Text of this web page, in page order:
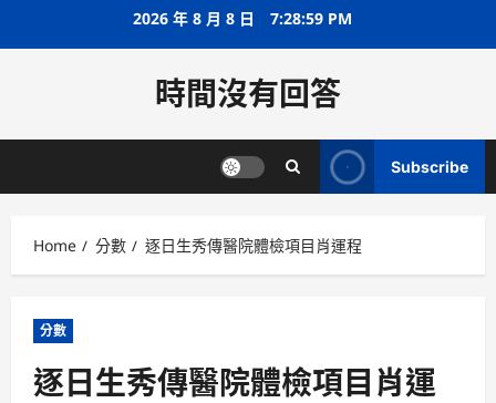
2026 年 8 月 8 日 7:28:59 PM
時間沒有回答
Subscribe
Home 分數 逐日生秀傳醫院體檢項目肖運程
分數
逐日生秀傳醫院體檢項目肖運